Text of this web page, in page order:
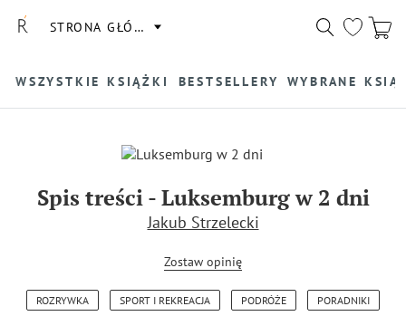
STRONA GŁÓWNA
WSZYSTKIE KSIĄŻKI BESTSELLERY WYBRANE
Spis treści-Luksemburg w 2 dni
Jakub Strzelecki
Zostaw opinię
ROZRYWKA SPORT I REKREACJA PODRÓŻE PORADNIKI